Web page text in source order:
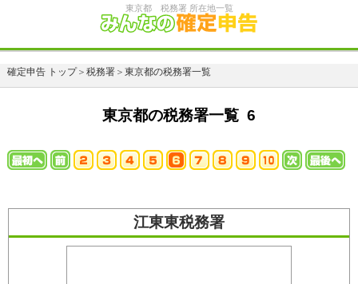
東京都 税務署 所在地一覧
確定申告 トップ＞ 税務署＞ 東京都の税務署一覧
東京都の税務署一覧 6
江東東税務署